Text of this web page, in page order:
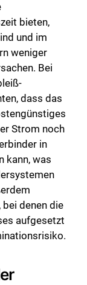
bieten,
und im
weniger
Bei
dass das
Strom noch
in
kann, was
denen die
aufgesetzt